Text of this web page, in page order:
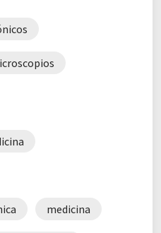
medicina